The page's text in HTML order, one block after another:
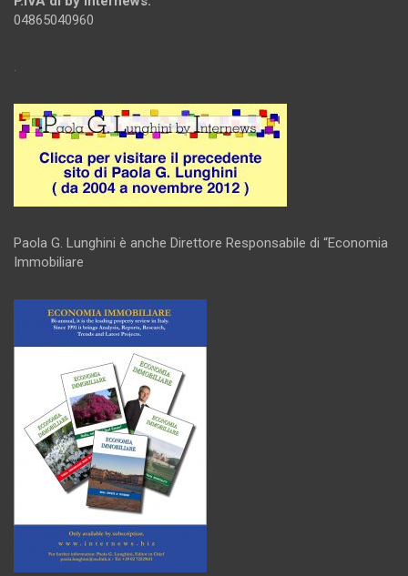
04865040960
.
Paola G. Lunghini è anche Direttore Responsabile di “Economia
Immobiliare